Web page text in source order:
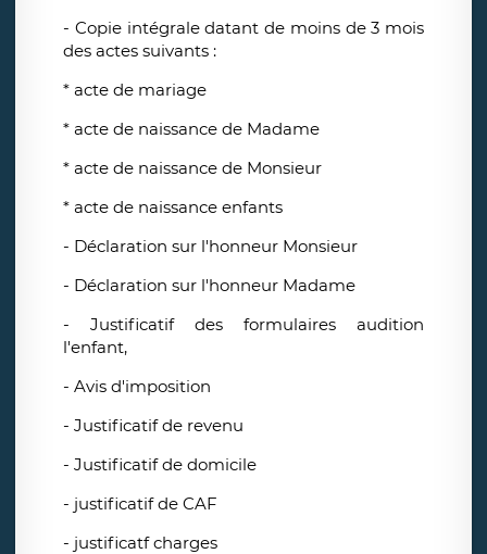
- Copie intégrale datant de moins de 3 mois
des actes suivants :
* acte de mariage
* acte de naissance de Madame
* acte de naissance de Monsieur
* acte de naissance enfants
- Déclaration sur l'honneur Monsieur
- Déclaration sur l'honneur Madame
- Justificatif des formulaires audition
l'enfant,
- Avis d'imposition
- Justificatif de revenu
- Justificatif de domicile
- justificatif de CAF
- justificatf charges